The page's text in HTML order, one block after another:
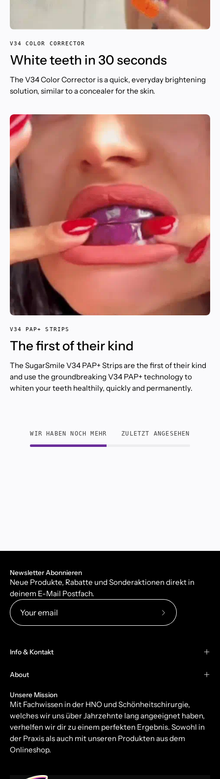
V34 COLOR CORRECTOR
White teeth in 30 seconds
The V34 Color Corrector is a quick, everyday brightening
solution, similar to a concealer for the skin.
V34 PAP+ STRIPS
The first of their kind
The SugarSmile V34 PAP+ Strips are the first of their kind
and use the groundbreaking V34 PAP+ technology to
whiten your teeth healthily, quickly and permanently.
WIR HABEN NOCH MEHR ZULETZT ANGESEHEN
Newsletter Abonnieren
Neue Produkte, Rabatte und Sonderaktionen direkt in
deinem E-Mail Postfach.
Subscribe
Info & Kontakt
About
Unsere Mission
Mit Fachwissen in der HNO und Schönheitschirurgie,
welches wir uns über Jahrzehnte lang angeeignet haben,
verhelfen wir dir zu einem perfekten Ergebnis. Sowohl in
der Praxis als auch mit unseren Produkten aus dem
Onlineshop.